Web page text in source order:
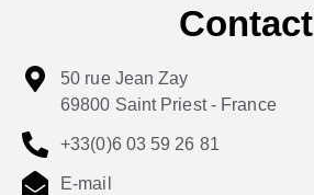
Contact
50 rue Jean Zay
69800 Saint Priest - France
+33(0)6 03 59 26 81
E-mail